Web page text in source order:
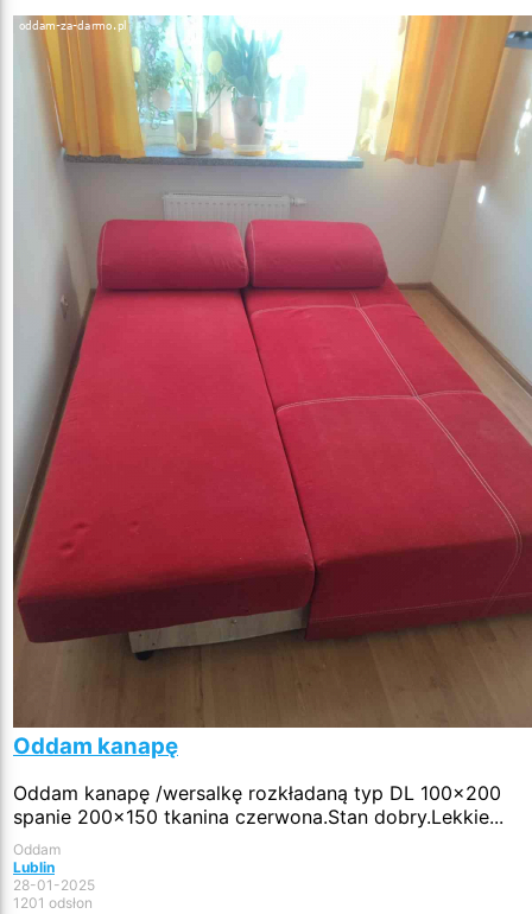
Oddam kanapę
Oddam kanapę /wersalkę rozkładaną typ DL 100x200
spanie 200x150 tkanina czerwona.Stan dobry.Lekkie...
Oddam
Lublin
28-01-2025
1201 odsłon